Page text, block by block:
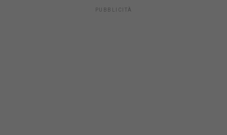
PUBBLICITÀ